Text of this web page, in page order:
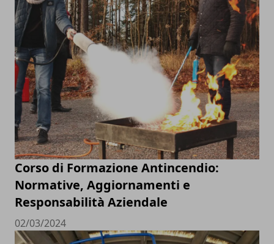
Corso di Formazione Antincendio:
Normative, Aggiornamenti e
Responsabilità Aziendale
02/03/2024